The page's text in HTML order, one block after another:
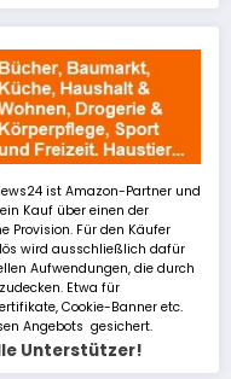
ist Amazon-Partner und
Kauf über einen der
Provision. Für den Käufer
wird ausschließlich dafür
Aufwendungen, die durch
Etwa für
Cookie-Banner etc.
Angebots gesichert.
Unterstützer!